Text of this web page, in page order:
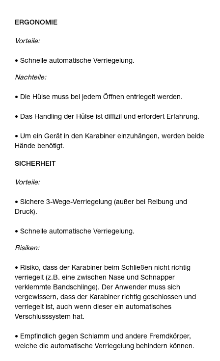
ERGONOMIE
Vorteile:
• Schnelle automatische Verriegelung.
Nachteile:
• Die Hülse muss bei jedem Öffnen entriegelt werden.
• Das Handling der Hülse ist diffizil und erfordert Erfahrung.
• Um ein Gerät in den Karabiner einzuhängen, werden beide
Hände benötigt.
SICHERHEIT
Vorteile:
• Sichere 3-Wege-Verriegelung (außer bei Reibung und
Druck).
• Schnelle automatische Verriegelung.
Risiken:
• Risiko, dass der Karabiner beim Schließen nicht richtig
verriegelt (z.B. eine zwischen Nase und Schnapper
verklemmte Bandschlinge). Der Anwender muss sich
vergewissern, dass der Karabiner richtig geschlossen und
verriegelt ist, auch wenn dieser ein automatisches
Verschlusssystem hat.
• Empfindlich gegen Schlamm und andere Fremdkörper,
welche die automatische Verriegelung behindern können.